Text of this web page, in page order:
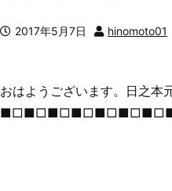
2017年5月7日 hinomoto01
おはようございます。日之本